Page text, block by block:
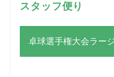
スタッフ便り
卓球選手権大会ラー